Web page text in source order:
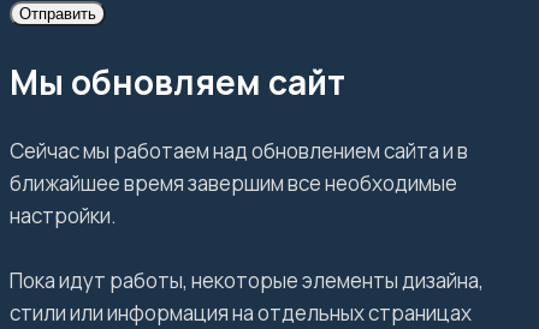
Отправить
Мы обновляем сайт
Сейчас мы работаем над обновлением сайта и в
ближайшее время завершим все необходимые
настройки.
Пока идут работы, некоторые элементы дизайна,
стили или информация на отдельных страницах